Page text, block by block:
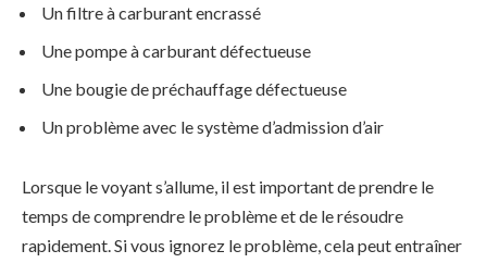
Un filtre à carburant encrassé
Une pompe à carburant défectueuse
Une bougie de préchauffage défectueuse
Un problème avec le système d’admission d’air
Lorsque le voyant s’allume, il est important de prendre le
temps de comprendre le problème et de le résoudre
rapidement. Si vous ignorez le problème, cela peut entraîner